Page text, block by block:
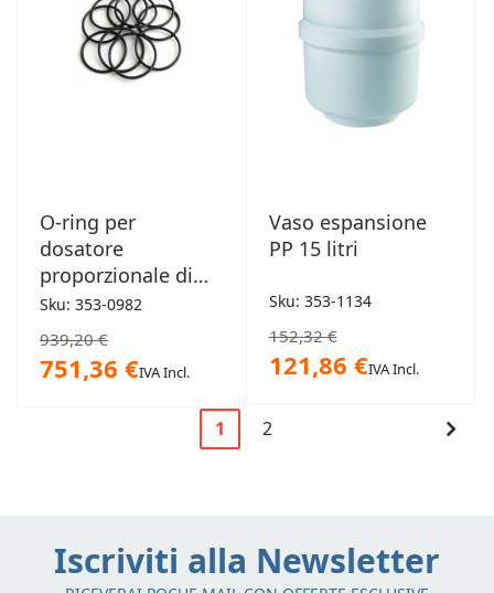
O-ring per
dosatore
proporzionale di
polifosfato solido
Dosapol
Sku: 353-0982
939,20 €
751,36 €IVA Incl.
Vaso espansione
PP 15 litri
Sku: 353-1134
152,32 €
121,86 €IVA Incl.
Pagina
Attualmente
la
pagina
1 Pagina
2
Iscriviti alla Newsletter